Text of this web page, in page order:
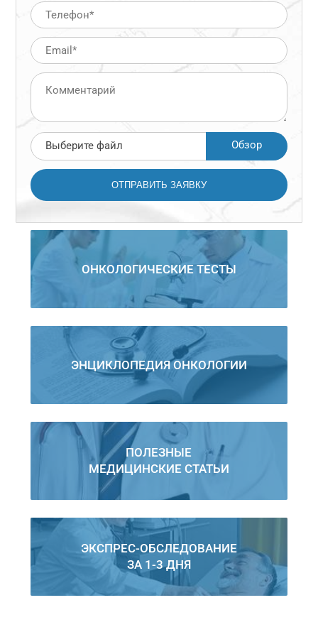
Выберите файл Обзор
ОНКОЛОГИЧЕСКИЕ ТЕСТЫ
ЭНЦИКЛОПЕДИЯ ОНКОЛОГИИ
ПОЛЕЗНЫЕ
МЕДИЦИНСКИЕ СТАТЬИ
ЭКСПРЕС-ОБСЛЕДОВАНИЕ
ЗА 1-3 ДНЯ